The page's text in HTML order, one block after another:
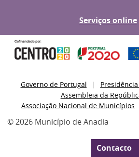
Serviços online
Governo de Portugal
Assembleia da
Associação Nacional de Municípios
© 2026 Município de Anadia
Contacto